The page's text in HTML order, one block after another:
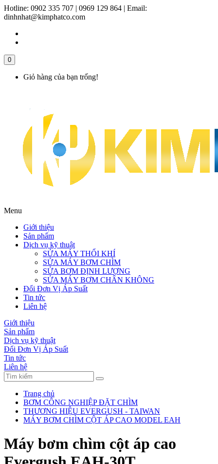
Hotline: 0902 335 707 | 0969 129 864 | Email:
dinhnhat@kimphatco.com
0
Giỏ hàng của bạn trống!
Menu
Giới thiệu
Sản phẩm
Dịch vụ kỹ thuật
SỬA MÁY THỔI KHÍ
SỬA MÁY BƠM CHÌM
SỬA BƠM ĐỊNH LƯỢNG
SỬA MÁY BƠM CHÂN KHÔNG
Đổi Đơn Vị Áp Suất
Tin tức
Liên hệ
Giới thiệu
Sản phẩm
Dịch vụ kỹ thuật
Đổi Đơn Vị Áp Suất
Tin tức
Liên hệ
Trang chủ
BƠM CÔNG NGHIỆP ĐẶT CHÌM
THƯƠNG HIỆU EVERGUSH - TAIWAN
MÁY BƠM CHÌM CỘT ÁP CAO MODEL EAH
Máy bơm chìm cột áp cao